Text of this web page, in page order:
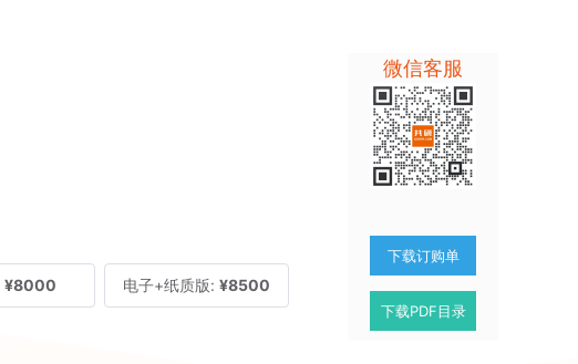
¥8000 电子+纸质版: ¥8500
微信客服
下载订购单
下载PDF目录